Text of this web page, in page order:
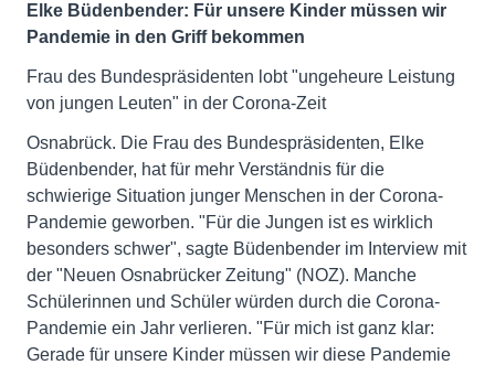
Elke Büdenbender: Für unsere Kinder müssen wir
Pandemie in den Griff bekommen
Frau des Bundespräsidenten lobt "ungeheure Leistung
von jungen Leuten" in der Corona-Zeit
Osnabrück. Die Frau des Bundespräsidenten, Elke
Büdenbender, hat für mehr Verständnis für die
schwierige Situation junger Menschen in der Corona-
Pandemie geworben. "Für die Jungen ist es wirklich
besonders schwer", sagte Büdenbender im Interview mit
der "Neuen Osnabrücker Zeitung" (NOZ). Manche
Schülerinnen und Schüler würden durch die Corona-
Pandemie ein Jahr verlieren. "Für mich ist ganz klar:
Gerade für unsere Kinder müssen wir diese Pandemie